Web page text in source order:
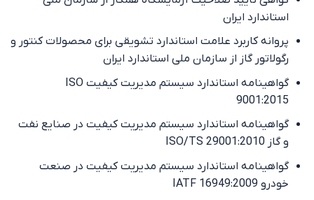
استاندارد ایران
پروانه کاربرد علامت استاندارد تشویقی برای محصولات کنتور و
رگولاتور گاز از سازمان ملی استاندارد ایران
گواهینامه استاندارد سیستم مدیریت کیفیت ISO
9001:2015
گواهینامه استاندارد سیستم مدیریت کیفیت در صنایع نفت
و گاز ISO/TS 29001:2010
گواهینامه استاندارد سیستم مدیریت کیفیت در صنعت
خودرو IATF 16949:2009